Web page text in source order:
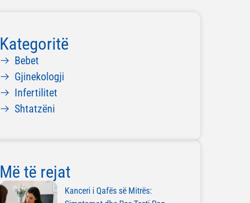
Kategoritë
Bebet
Gjinekologji
Infertilitet
Shtatzëni
Më të rejat
Kanceri i Qafës së Mitrës: